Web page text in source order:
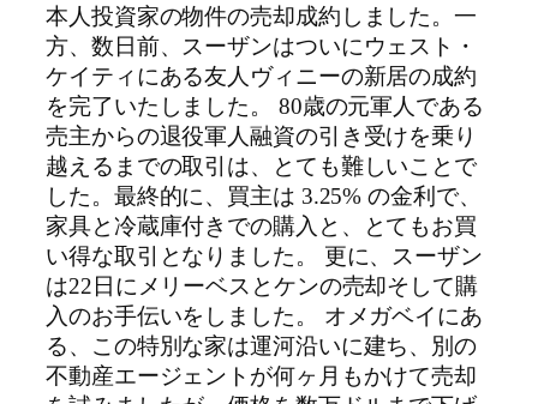
本人投資家の物件の売却成約しました。一
方、数日前、スーザンはついにウェスト・
ケイティにある友人ヴィニーの新居の成約
を完了いたしました。 80歳の元軍人である
売主からの退役軍人融資の引き受けを乗り
越えるまでの取引は、とても難しいことで
した。最終的に、買主は 3.25% の金利で、
家具と冷蔵庫付きでの購入と、とてもお買
い得な取引となりました。 更に、スーザン
は22日にメリーベスとケンの売却そして購
入のお手伝いをしました。 オメガベイにあ
る、この特別な家は運河沿いに建ち、別の
不動産エージェントが何ヶ月もかけて売却